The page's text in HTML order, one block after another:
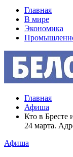
Главная
В мире
Экономика
Главная
Афиша
Кто в Бресте
24 марта.
Афиша